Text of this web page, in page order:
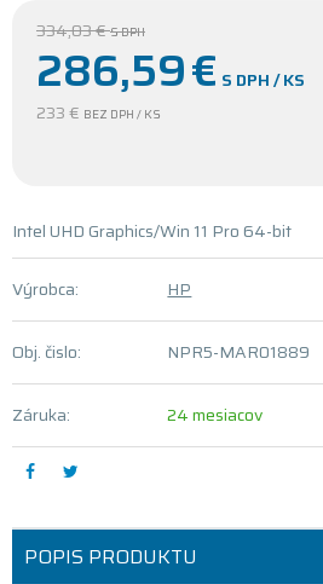
334,03 €S DPH
286,59€ S DPH / KS
233 € BEZ DPH / KS
Intel UHD Graphics/Win 11 Pro 64-bit
Výrobca: HP
Obj. čislo: NPR5-MAR01889
Záruka: 24 mesiacov
POPIS PRODUKTU